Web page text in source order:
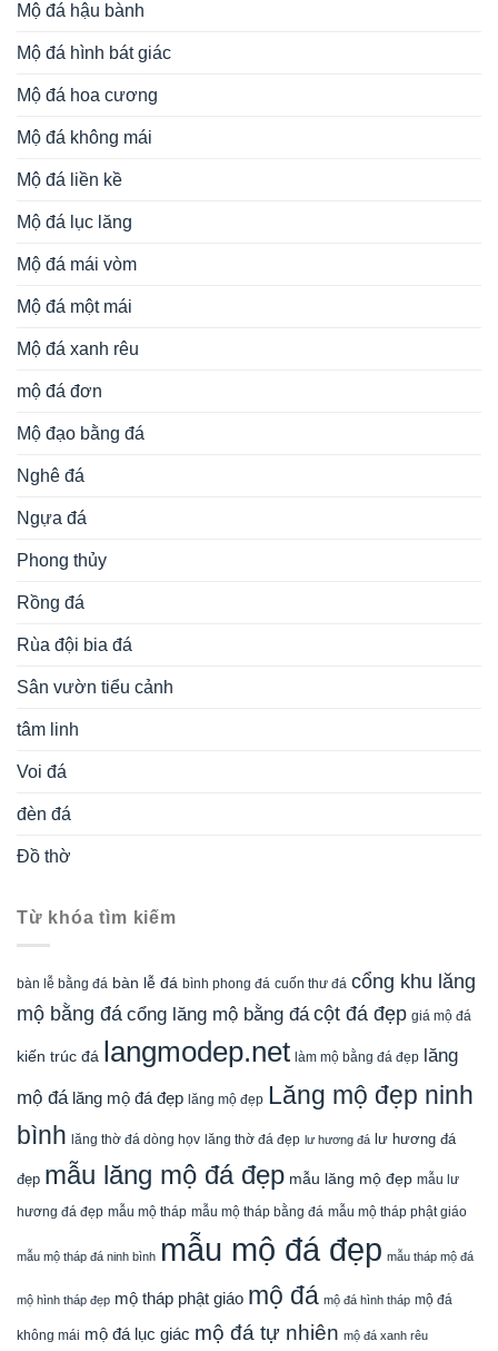
Mộ đá hậu bành
Mộ đá hình bát giác
Mộ đá hoa cương
Mộ đá không mái
Mộ đá liền kề
Mộ đá lục lăng
Mộ đá mái vòm
Mộ đá một mái
Mộ đá xanh rêu
mộ đá đơn
Mộ đạo bằng đá
Nghê đá
Ngựa đá
Phong thủy
Rồng đá
Rùa đội bia đá
Sân vườn tiểu cảnh
tâm linh
Voi đá
đèn đá
Đồ thờ
Từ khóa tìm kiếm
bàn lễ bằng đá bàn lễ đá bình phong đá cuốn thư đá cổng khu lăng
mộ bằng đá cổng lăng mộ bằng đá cột đá đẹp giá mộ đá
kiến trúc đá langmodep.net làm mộ bằng đá đẹp lăng
mộ đá lăng mộ đá đẹp lăng mộ đẹp Lăng mộ đẹp ninh
bình lăng thờ đá dòng họv lăng thờ đá đẹp lư hương đá lư hương đá
đẹp mẫu lăng mộ đá đẹp mẫu lăng mộ đẹp mẫu lư
hương đá đẹp mẫu mộ tháp mẫu mộ tháp bằng đá mẫu mộ tháp phật giáo
mẫu mộ tháp đá ninh bình mẫu mộ đá đẹp mẫu tháp mộ đá
mộ hình tháp đẹp mộ tháp phật giáo mộ đá mộ đá hình tháp mộ đá
không mái mộ đá lục giác mộ đá tự nhiên mộ đá xanh rêu